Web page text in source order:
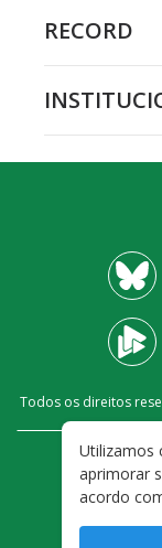
RECORD
Todos os direitos
Utilizamos
aprimorar
acordo